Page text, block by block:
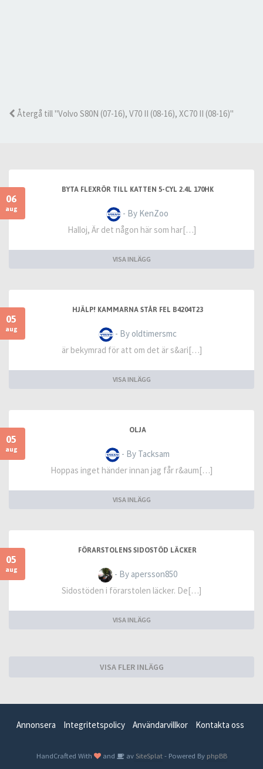
Återgå till "Volvo S80N (07-16), V70 II (08-16), XC70 II (08-16)"
06
aug
BYTA FLEXRÖR TILL KATTEN 5-CYL 2.4L 170HK
- By KenZoo
Halloj, Är det någon här som har[…]
VISA INLÄGG
05
aug
HJÄLP! KAMMARNA STÅR FEL B4204T23
- By oldtimersmc
är bekymrad för att om det är s&ari[…]
VISA INLÄGG
05
aug
OLJA
- By Tacksam
Hoppas inget händer innan jag får r&aum[…]
VISA INLÄGG
05
aug
FÖRARSTOLENS SIDOSTÖD LÄCKER
- By apersson850
Sidostöden i förarstolen läcker. De[…]
VISA INLÄGG
VISA FLER INLÄGG
Annonsera Integritetspolicy Användarvillkor Kontakta oss
HandCrafted With and avSiteSplat- Powered By phpBB